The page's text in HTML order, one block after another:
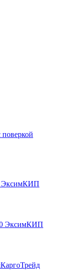
ЭксимКИП
ЭксимКИП